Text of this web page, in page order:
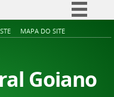
Simplifique!
Acesso à informação
MAPA DO SITE
Goiano